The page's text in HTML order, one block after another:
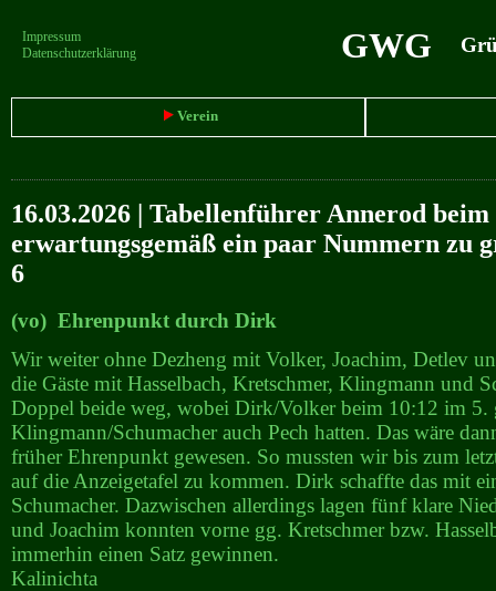
Impressum
Datenschutzerklärung
GWG
Verein
16.03.2026 | Tabellenführer Annerod beim
erwartungsgemäß ein paar Nummern zu
6
(vo) Ehrenpunkt durch Dirk
Wir weiter ohne Dezheng mit Volker, Joachim, Detlev
die Gäste mit Hasselbach, Kretschmer, Klingmann und
Doppel beide weg, wobei Dirk/Volker beim 10:12 im 5.
Klingmann/Schumacher auch Pech hatten. Das wäre
früher Ehrenpunkt gewesen. So mussten wir bis zum
auf die Anzeigetafel zu kommen. Dirk schaffte das mit
Schumacher. Dazwischen allerdings lagen fünf klare
und Joachim konnten vorne gg. Kretschmer bzw.
immerhin einen Satz gewinnen.
Kalinichta